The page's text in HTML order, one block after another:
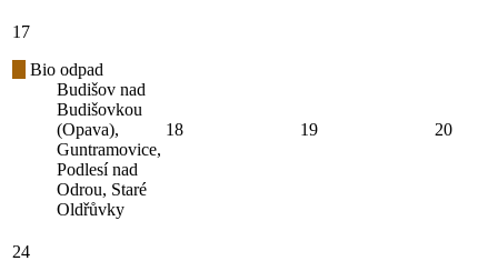
17
Bio odpad
Budišov nad
Budišovkou
(Opava),
Guntramovice,
Podlesí nad
Odrou, Staré
Oldřůvky
18 19 20
24